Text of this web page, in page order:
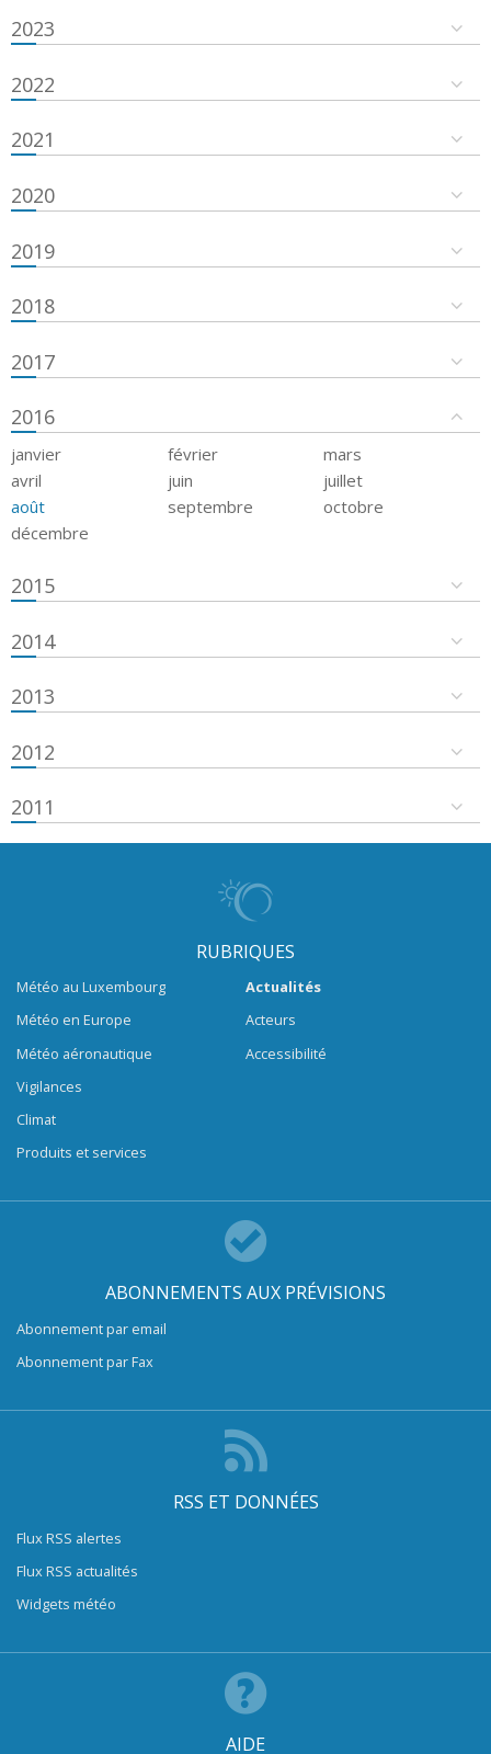
2023
2022
2021
2020
2019
2018
2017
2016
janvier février
mars
avril
juin
juillet
août
septembre
octobre
décembre
2015
2014
2013
2012
2011
RUBRIQUES
Météo au Luxembourg
Météo en Europe
Météo aéronautique
Vigilances
Climat
Produits et services
Actualités
Acteurs
Accessibilité
ABONNEMENTS AUX PRÉVISIONS
Abonnement par email
Abonnement par Fax
RSS ET DONNÉES
Flux RSS alertes
Flux RSS actualités
Widgets météo
AIDE